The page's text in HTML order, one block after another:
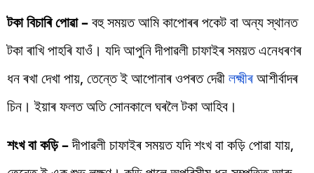
টকা বিচাৰি পোৱা –বহু সময়ত আমি কাপোৰৰ পকেট বা অন্য স্থানত
টকা ৰাখি পাহৰি যাওঁ। যদি আপুনি দীপাৱলী চাফাইৰ সময়ত এনেধৰণৰ
ধন ৰখা দেখা পায়, তেন্তে ই আপোনাৰ ওপৰত দেৱীলক্ষ্মীৰআশীৰ্বাদৰ
চিন। ইয়াৰ ফলত অতি সোনকালে ঘৰলৈ টকা আহিব।
শংখ বা কড়ি –দীপাৱলী চাফাইৰ সময়ত যদি শংখ বা কড়ি পোৱা যায়,